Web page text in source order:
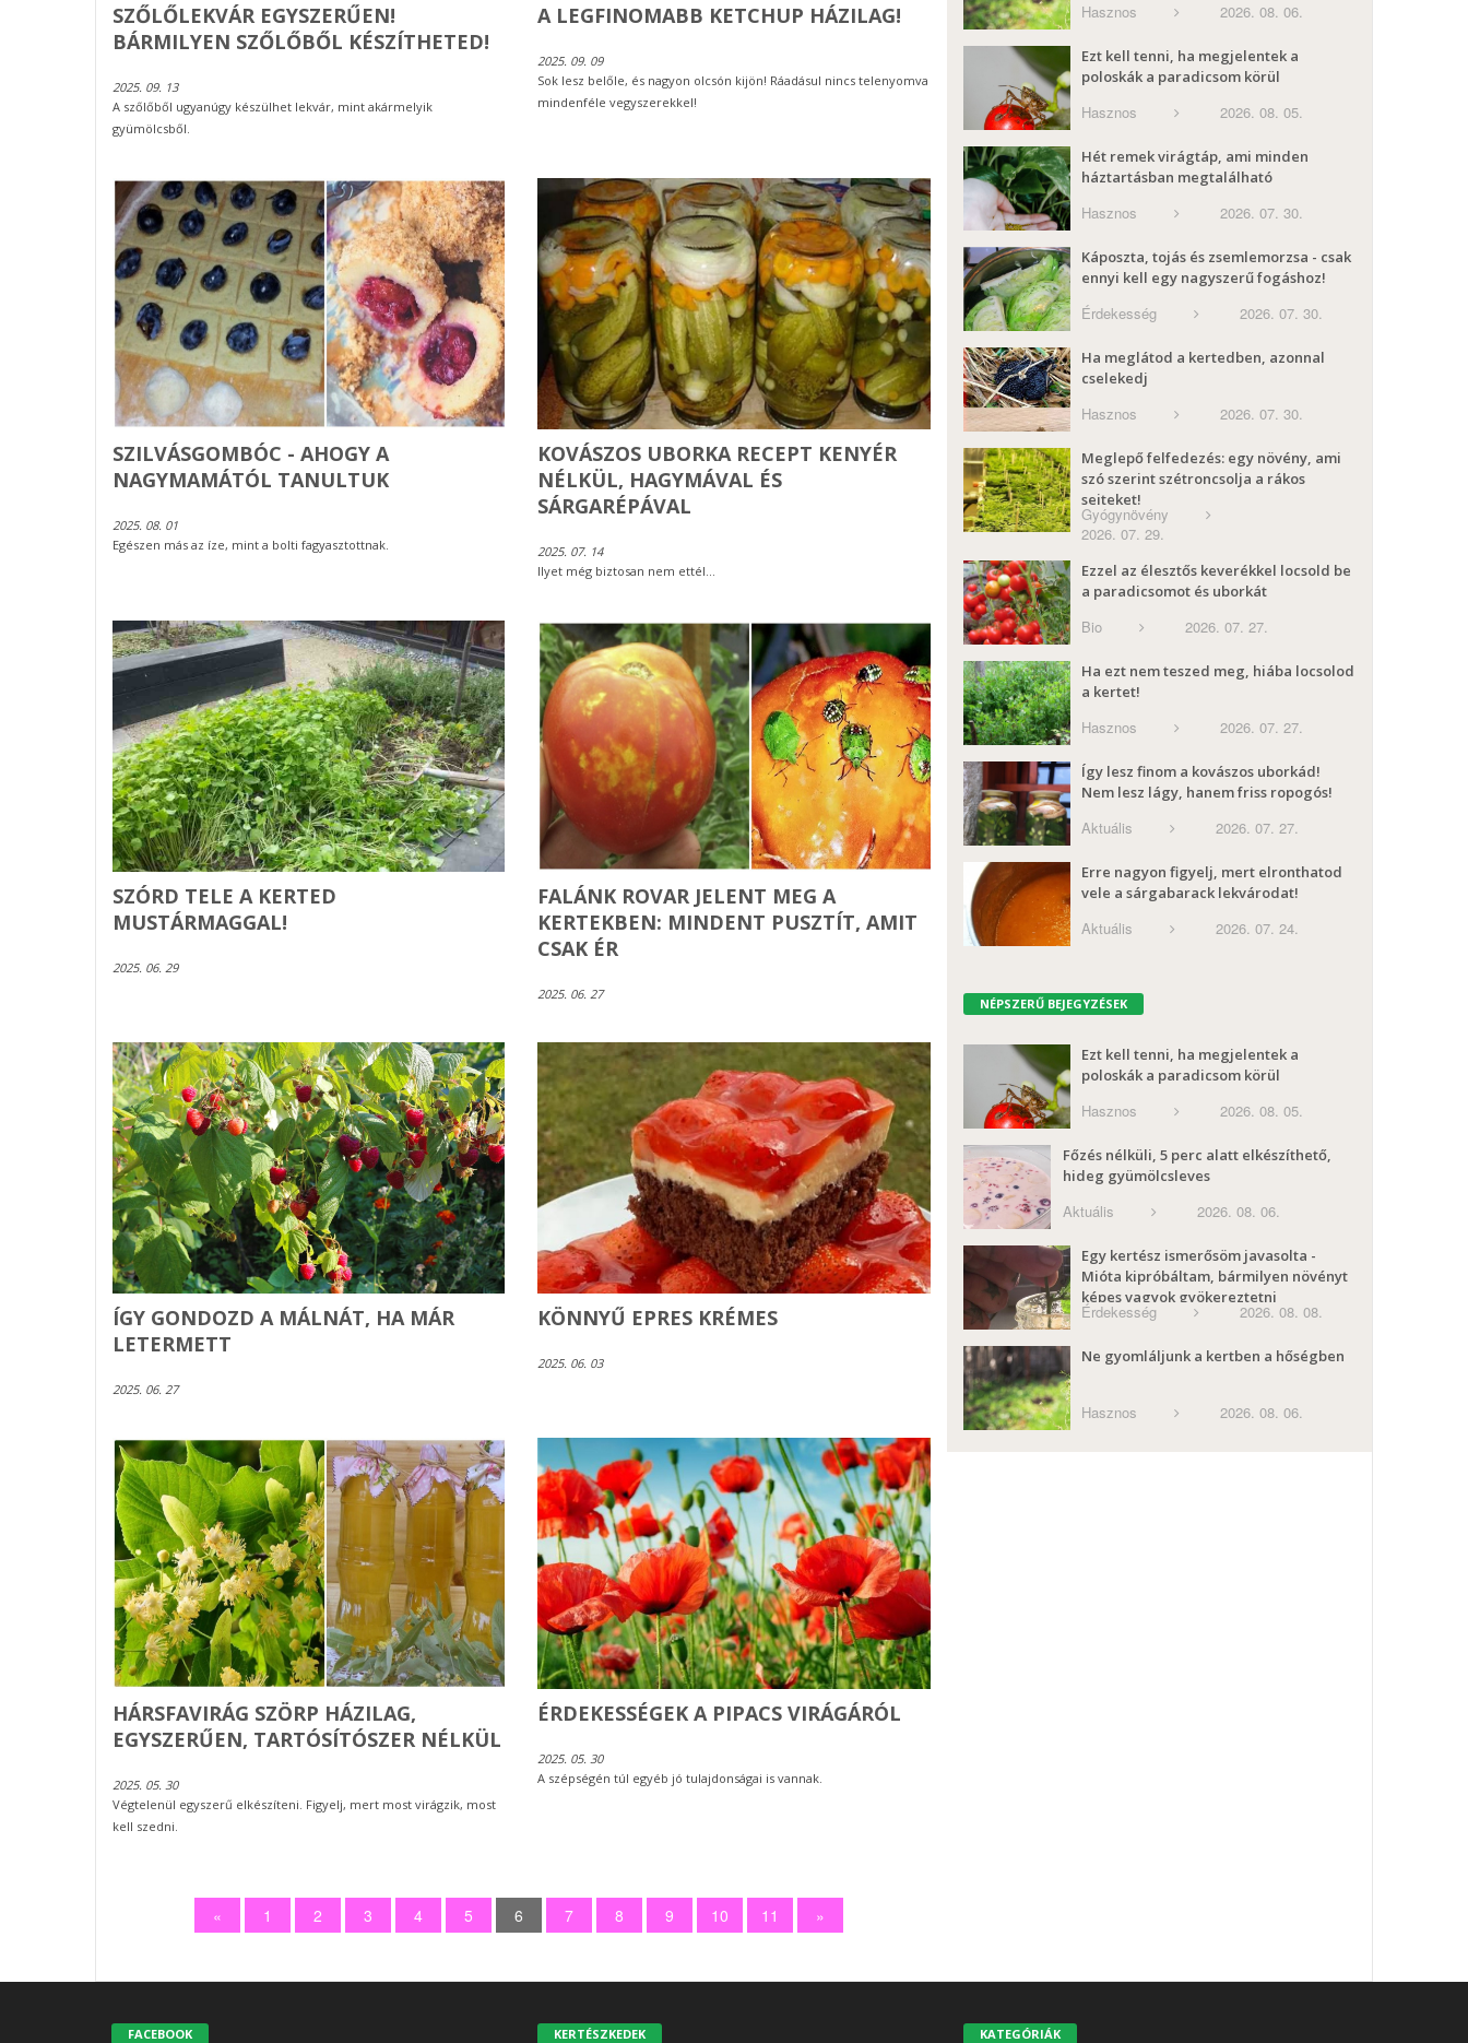
SZŐLŐLEKVÁR EGYSZERŰEN!
BÁRMILYEN SZŐLŐBŐL KÉSZÍTHETED!
2025. 09. 13
A szőlőből ugyanúgy készülhet lekvár, mint akármelyik
gyümölcsből.
A LEGFINOMABB KETCHUP HÁZILAG!
2025. 09. 09
Sok lesz belőle, és nagyon olcsón kijön! Ráadásul nincs telenyomva
mindenféle vegyszerekkel!
SZILVÁSGOMBÓC - AHOGY A
NAGYMAMÁTÓL TANULTUK
2025. 08. 01
Egészen más az íze, mint a bolti fagyasztottnak.
KOVÁSZOS UBORKA RECEPT KENYÉR
NÉLKÜL, HAGYMÁVAL ÉS
SÁRGARÉPÁVAL
2025. 07. 14
Ilyet még biztosan nem ettél...
SZÓRD TELE A KERTED
MUSTÁRMAGGAL!
2025. 06. 29
FALÁNK ROVAR JELENT MEG A
KERTEKBEN: MINDENT PUSZTÍT, AMIT
CSAK ÉR
2025. 06. 27
ÍGY GONDOZD A MÁLNÁT, HA MÁR
LETERMETT
2025. 06. 27
KÖNNYŰ EPRES KRÉMES
2025. 06. 03
HÁRSFAVIRÁG SZÖRP HÁZILAG,
EGYSZERŰEN, TARTÓSÍTÓSZER NÉLKÜL
2025. 05. 30
Végtelenül egyszerű elkészíteni. Figyelj, mert most virágzik, most
kell szedni.
ÉRDEKESSÉGEK A PIPACS VIRÁGÁRÓL
2025. 05. 30
A szépségén túl egyéb jó tulajdonságai is vannak.
« 1 2 3 4 5 6 7 8 9 10 11 »
Hasznos 2026. 08. 06.
Ezt kell tenni, ha megjelentek a
poloskák a paradicsom körül
Hasznos 2026. 08. 05.
Hét remek virágtáp, ami minden
háztartásban megtalálható
Hasznos 2026. 07. 30.
Káposzta, tojás és zsemlemorzsa - csak
ennyi kell egy nagyszerű fogáshoz!
Érdekesség 2026. 07. 30.
Ha meglátod a kertedben, azonnal
cselekedj
Hasznos 2026. 07. 30.
Meglepő felfedezés: egy növény, ami
szó szerint szétroncsolja a rákos
sejteket!
Gyógynövény
2026. 07. 29.
Ezzel az élesztős keverékkel locsold be
a paradicsomot és uborkát
Bio 2026. 07. 27.
Ha ezt nem teszed meg, hiába locsolod
a kertet!
Hasznos 2026. 07. 27.
Így lesz finom a kovászos uborkád!
Nem lesz lágy, hanem friss ropogós!
Aktuális 2026. 07. 27.
Erre nagyon figyelj, mert elronthatod
vele a sárgabarack lekvárodat!
Aktuális 2026. 07. 24.
NÉPSZERŰ BEJEGYZÉSEK
Ezt kell tenni, ha megjelentek a
poloskák a paradicsom körül
Hasznos 2026. 08. 05.
Főzés nélküli, 5 perc alatt elkészíthető,
hideg gyümölcsleves
Aktuális 2026. 08. 06.
Egy kertész ismerősöm javasolta -
Mióta kipróbáltam, bármilyen növényt
képes vagyok gyökereztetni
Érdekesség 2026. 08. 08.
Ne gyomláljunk a kertben a hőségben
Hasznos 2026. 08. 06.
FACEBOOK KERTÉSZKEDEK KATEGÓRIÁK